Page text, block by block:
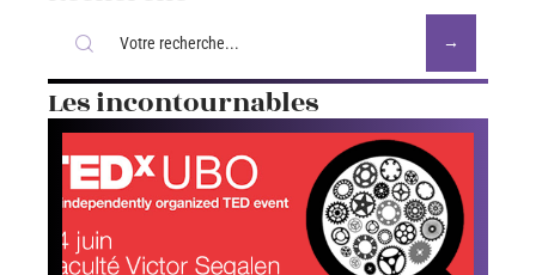
Les incontournables